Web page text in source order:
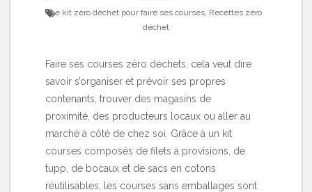
Le kit zéro déchet pour faire ses courses Recettes zéro
déchet
Faire ses courses zéro déchets, cela veut dire
savoir s’organiser et prévoir ses propres
contenants, trouver des magasins de
proximité, des producteurs locaux ou aller au
marché à côté de chez soi. Grâce à un kit
courses composés de filets à provisions, de
tupp, de bocaux et de sacs en cotons
réutilisables, les courses sans emballages sont